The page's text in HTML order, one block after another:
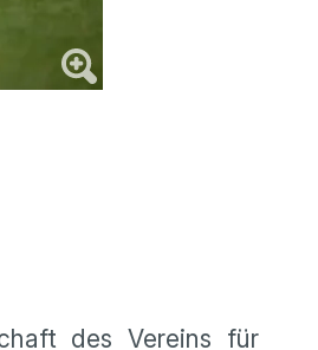
des Vereins für